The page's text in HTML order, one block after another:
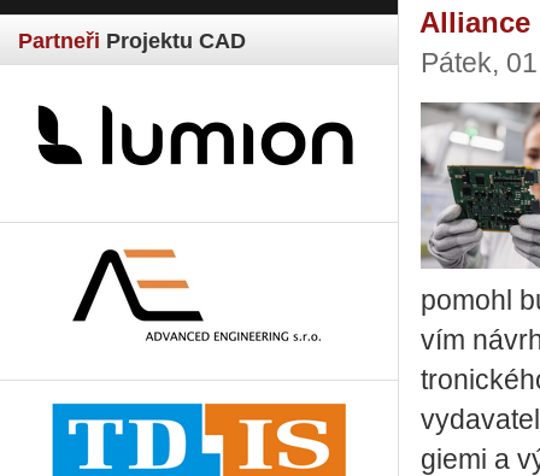
Partneři Projektu CAD
Alliance
Pátek,
po­mohl
vím
gi­e­mi a